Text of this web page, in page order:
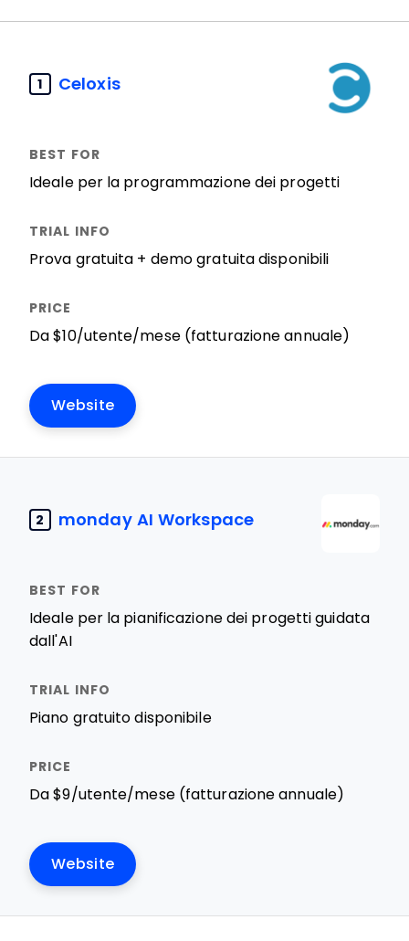
1 Celoxis
Ideale per la programmazione dei progetti
Prova gratuita + demo gratuita disponibili
Da $10/utente/mese (fatturazione annuale)
Website
2 monday AI Workspace
Ideale per la pianificazione dei progetti guidata
dall'AI
Piano gratuito disponibile
Da $9/utente/mese (fatturazione annuale)
Website